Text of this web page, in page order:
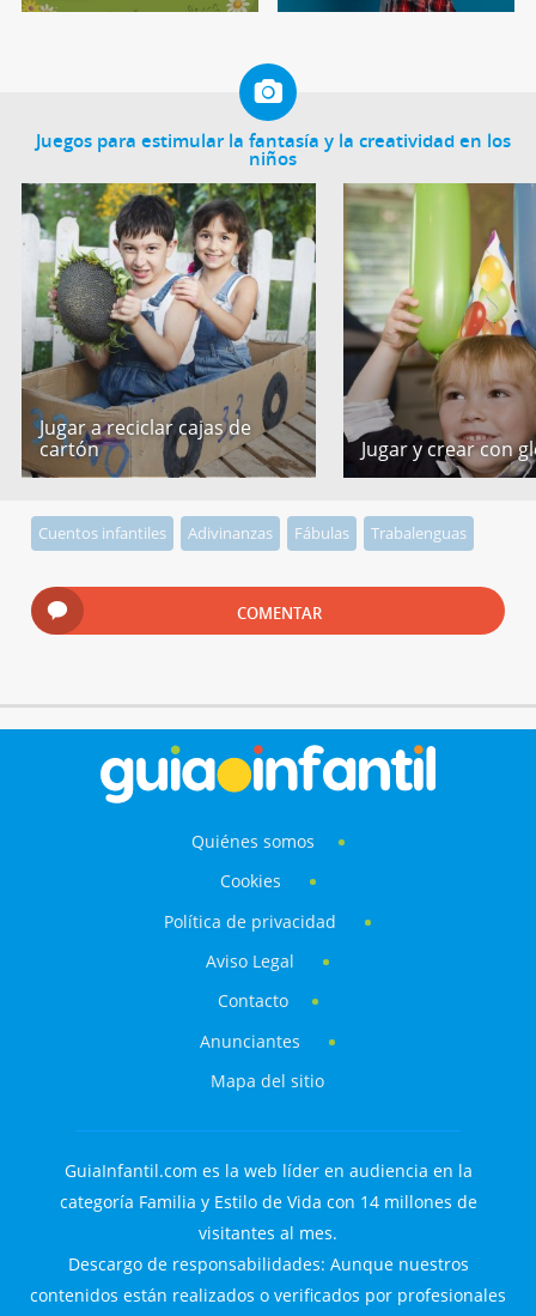
Juegos para estimular la fantasía y la creatividad en los
niños
Jugar a reciclar cajas de
cartón
Jugar y crear con
Cuentos infantiles Adivinanzas Fábulas Trabalenguas
COMENTAR
Quiénes somos
Cookies
Política de privacidad
Aviso Legal
Contacto
Anunciantes
Mapa del sitio
GuiaInfantil.com es la web líder en audiencia en la
categoría Familia y Estilo de Vida con 14 millones de
visitantes al mes.
Descargo de responsabilidades: Aunque nuestros
contenidos están realizados o verificados por profesionales